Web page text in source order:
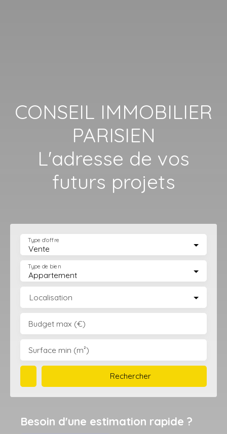
CONSEIL IMMOBILIER
PARISIEN
L'adresse de vos
futurs projets
Vente
Type d'offre
Appartement
Type de bien
Localisation
Budget max (€)
Surface min (m²)
Rechercher
Besoin d'une estimation rapide ?